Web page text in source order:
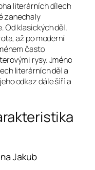
literárních dílech
zanechaly
Od klasických děl,
až po moderní
často
rysy. Jméno
literárních děl a
odkaz dále šíří a
Jakub